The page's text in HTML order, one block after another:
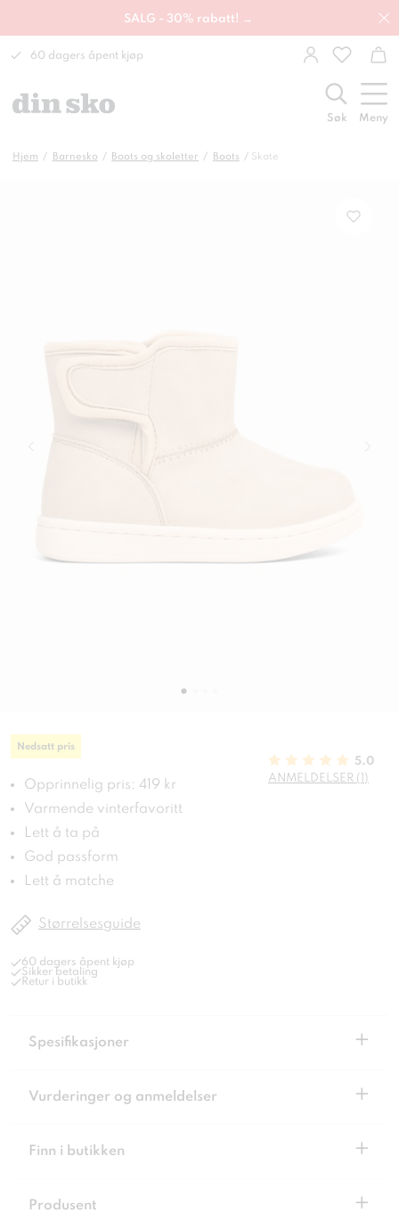
SALG - 30% rabatt! →
60 dagers åpent kjøp
Søk Meny
Hjem Barnesko Boots og skoletter Boots Skate
Nedsatt pris
Opprinnelig pris: 419 kr
Varmende vinterfavoritt
Lett å ta på
God passform
Lett å matche
5.0
ANMELDELSER (1)
Størrelsesguide
60 dagers åpent kjøp
Sikker betaling
Retur i butikk
Spesifikasjoner +
Vurderinger og anmeldelser +
Finn i butikken +
Produsent +